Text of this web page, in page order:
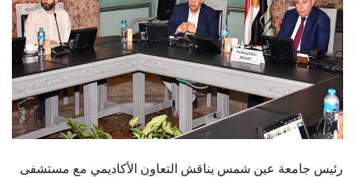
الخريجين
الموظفون
الزائـرون
رئيس جامعة عين شمس يناقش التعاون الأكاديمي مع مستشفى